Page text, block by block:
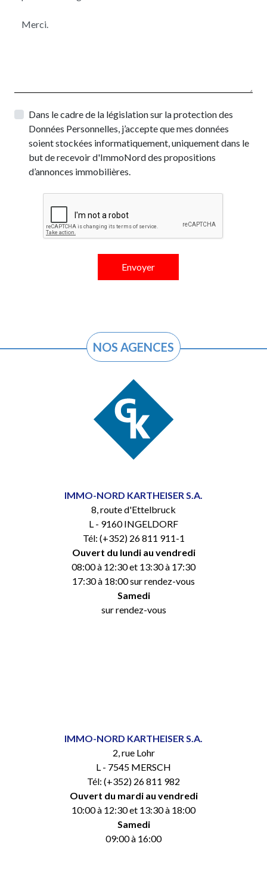
Dans le cadre de la législation sur la protection des
Données Personnelles, j’accepte que mes données
soient stockées informatiquement, uniquement dans le
but de recevoir d'ImmoNord des propositions
d’annonces immobilières.
NOS AGENCES
IMMO-NORD KARTHEISER S.A.
8, route d'Ettelbruck
L - 9160 INGELDORF
Tél: (+352) 26 811 911-1
Ouvert du lundi au vendredi
08:00 à 12:30 et 13:30 à 17:30
17:30 à 18:00 sur rendez-vous
Samedi
sur rendez-vous
IMMO-NORD KARTHEISER S.A.
2, rue Lohr
L - 7545 MERSCH
Tél: (+352) 26 811 982
Ouvert du mardi au vendredi
10:00 à 12:30 et 13:30 à 18:00
Samedi
09:00 à 16:00